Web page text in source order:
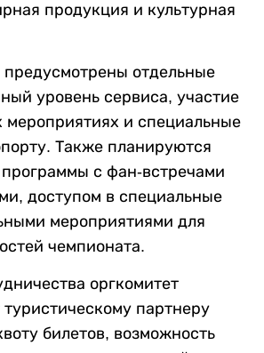
продукция и культурная
предусмотрены отдельные
уровень сервиса, участие
мероприятиях и специальные
Также планируются
с фан-встречами
доступом в специальные
мероприятиями для
чемпионата.
оргкомитет
туристическому партнеру
билетов, возможность